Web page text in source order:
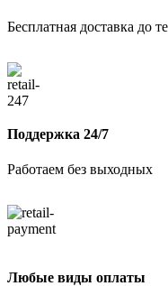
Бесплатная доставка до
Поддержка 24/7
Работаем без выходных
Любые виды оплаты